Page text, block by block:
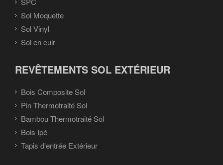
Sol Moquette
Sol Vinyl
Sol en cuir
REVÊTEMENTS SOL EXTÉRIEUR
Bois Composite Sol
Pin Thermotraité Sol
Bambou Thermotraité Sol
Bois Ipé
Tapis d'entrée Extérieur